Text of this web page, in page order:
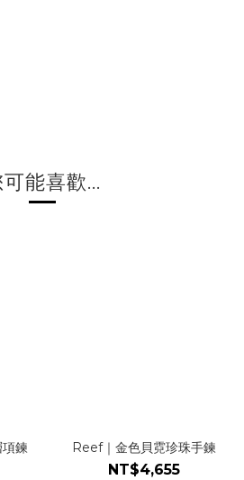
能喜歡...
鍊 Reef｜金色貝霓珍珠手鍊
NT$4,655